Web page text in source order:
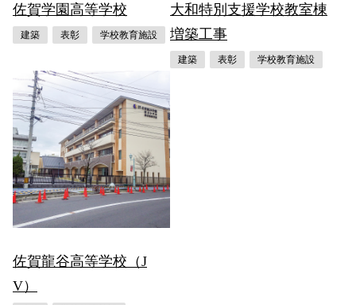
佐賀学園高等学校
建築 表彰 学校教育施設
大和特別支援学校教室棟
増築工事
建築 表彰 学校教育施設
佐賀龍谷高等学校（J
V）